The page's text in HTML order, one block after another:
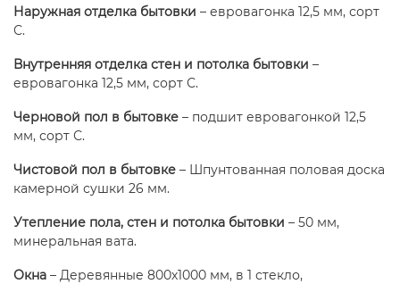
Наружная отделка бытовки – евровагонка 12,5 мм, сорт
С.
Внутренняя отделка стен и потолка бытовки –
евровагонка 12,5 мм, сорт С.
Черновой пол в бытовке – подшит евровагонкой 12,5
мм, сорт С.
Чистовой пол в бытовке – Шпунтованная половая доска
камерной сушки 26 мм.
Утепление пола, стен и потолка бытовки – 50 мм,
минеральная вата.
Окна – Деревянные 800х1000 мм, в 1 стекло,